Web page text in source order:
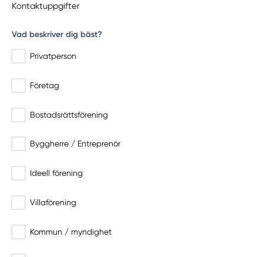
Kontaktuppgifter
Vad beskriver dig bäst?
Privatperson
Företag
Bostadsrättsförening
Byggherre / Entreprenör
Ideell förening
Villaförening
Kommun / myndighet